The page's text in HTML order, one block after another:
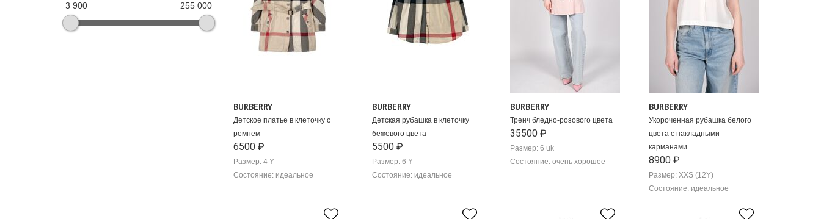
3 900
255 000
BURBERRY
Детское платье в клеточку с
ремнем
6500 ₽
Размер: 4 Y
Состояние: идеальное
BURBERRY
Детская рубашка в клеточку
бежевого цвета
5500 ₽
Размер: 6 Y
Состояние: идеальное
BURBERRY
Тренч бледно-розового цвета
35500 ₽
Размер: 6 uk
Состояние: очень хорошее
BURBERRY
Укороченная рубашка белого
цвета с накладными
карманами
8900 ₽
Размер: XXS (12Y)
Состояние: идеальное